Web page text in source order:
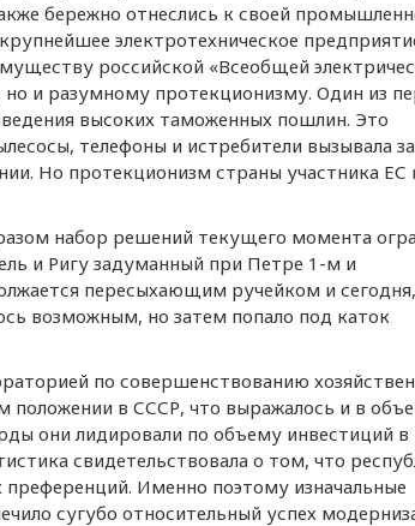
бережно отнеслись к своей
электротехническое
российской «Всеобщей
и разумному протекционизму. Один из
высоких таможенных пошлин. Это
телефоны и истребители вызывала
Но протекционизм страны участника ЕС
набор решений текущего момента
и Ригу задуманный при Петре 1-м и
пересыхающим ручейком и
возможным, но затем попало под каток
по совершенствованию
положении в СССР, что выражалось и в
они лидировали по объему инвестиций в
свидетельствовала о том, что
Именно поэтому изначальные
сугубо относительный успех